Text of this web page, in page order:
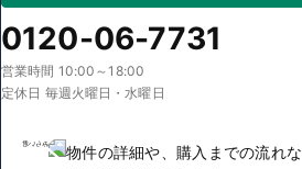
0120-06-7731
営業時間 10:00～18:00
定休日 毎週火曜日・水曜日
物件の詳細や、購入までの流れな